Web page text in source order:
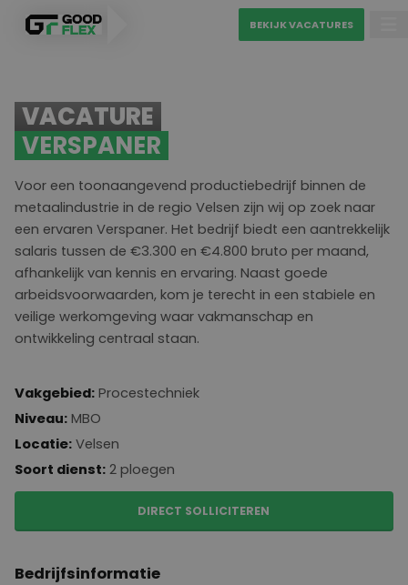
BEKIJK VACATURES
MATCH MIJN CV
VAKGEBIEDEN
BEKIJK VACATURES
Diensten
Uitzenden
Detacheren
Over ons
Ons sollicitatieproces
Blogs
VACATURE
VERSPANER
Voor een toonaangevend productiebedrijf binnen de
metaalindustrie in de regio Velsen zijn wij op zoek naar
een ervaren Verspaner. Het bedrijf biedt een aantrekkelijk
salaris tussen de €3.300 en €4.800 bruto per maand,
afhankelijk van kennis en ervaring. Naast goede
arbeidsvoorwaarden, kom je terecht in een stabiele en
veilige werkomgeving waar vakmanschap en
ontwikkeling centraal staan.
Vakgebied: Procestechniek
Niveau: MBO
Locatie: Velsen
Soort dienst: 2 ploegen
DIRECT SOLLICITEREN
Bedrijfsinformatie